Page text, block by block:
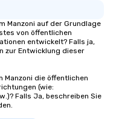
Manzoni auf der Grundlage
von öffentlichen
entwickelt? Falls ja,
zur Entwicklung dieser
die öffentlichen
(wie:
Falls Ja, beschreiben Sie